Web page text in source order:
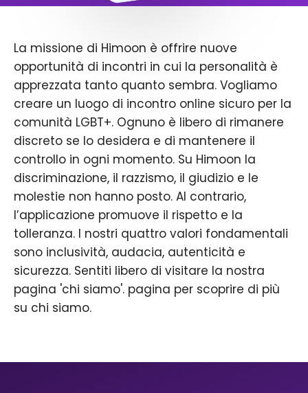
La missione di Himoon è offrire nuove
opportunità di incontri in cui la personalità è
apprezzata tanto quanto sembra. Vogliamo
creare un luogo di incontro online sicuro per la
comunità LGBT+. Ognuno è libero di rimanere
discreto se lo desidera e di mantenere il
controllo in ogni momento. Su Himoon la
discriminazione, il razzismo, il giudizio e le
molestie non hanno posto. Al contrario,
l’applicazione promuove il rispetto e la
tolleranza. I nostri quattro valori fondamentali
sono inclusività, audacia, autenticità e
sicurezza. Sentiti libero di visitare la nostra
pagina 'chi siamo'. pagina per scoprire di più
su chi siamo.